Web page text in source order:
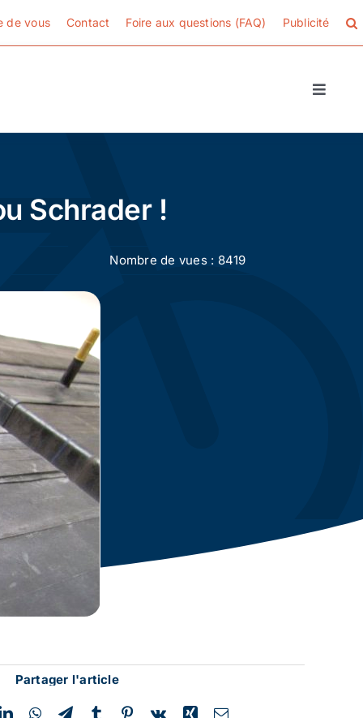
de vous Contact Foire aux questions (FAQ) Publicité
Toggle
Schrader !
Nombre de vues : 8419
Partager l'article